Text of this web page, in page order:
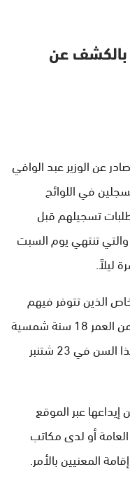
بالكشف عن
عن الوزير عبد الوافي
في اللوائح
طلبات تسجيلهم قبل
والتي تنتهي يوم السبت
الذين تتوفر فيهم
الشروط القانونية للتسجيل، والبالغين من العمر 18 سنة شمسية
كاملة على الأقل، أو الذين سيبلغون هذا السن في 23 شتنبر
عبر الموقع
العامة أو لدى مكاتب
المعنيين بالأمر.